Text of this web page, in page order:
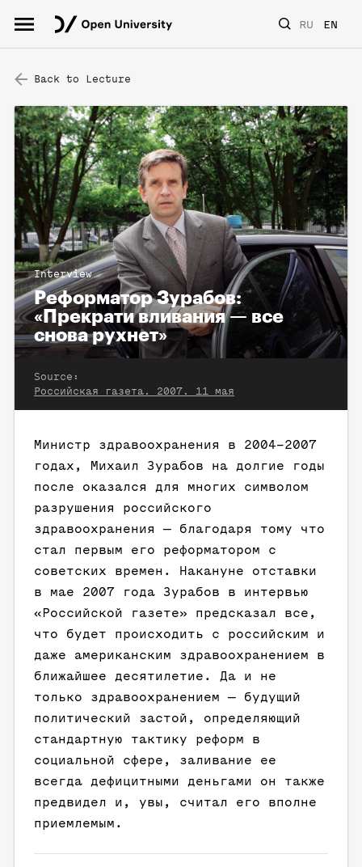
RU EN
Back to Lecture
Interview
Реформатор Зурабов:
«Прекрати вливания — все
снова рухнет»
Source:
Российская газета. 2007. 11 мая
Министр здравоохранения в 2004–2007
годах, Михаил Зурабов на долгие годы
после оказался для многих символом
разрушения российского
здравоохранения — благодаря тому что
стал первым его реформатором с
советских времен. Накануне отставки
в мае 2007 года Зурабов в интервью
«Российской газете» предсказал все,
что будет происходить с российским и
даже американским здравоохранением в
ближайшее десятилетие. Да и не
только здравоохранением — будущий
политический застой, определяющий
стандартную тактику реформ в
социальной сфере, заливание ее
всегда дефицитными деньгами он также
предвидел и, увы, считал его вполне
приемлемым.